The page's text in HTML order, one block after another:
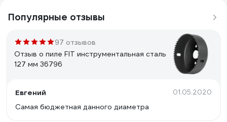
Популярные отзывы
97 отзывов
Отзыв о пиле FIT инструментальная сталь
127 мм 36796
Евгений 01.05.2020
Самая бюджетная данного диаметра